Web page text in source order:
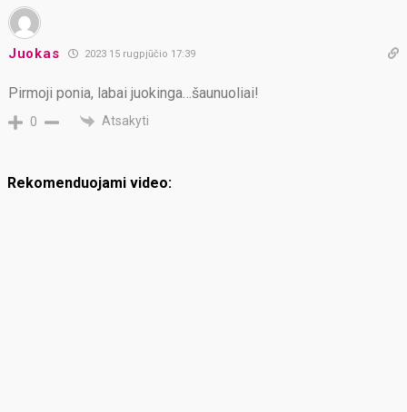
Juokas 2023 15 rugpjūčio 17:39
Pirmoji ponia, labai juokinga…šaunuoliai!
0 Atsakyti
Rekomenduojami video: